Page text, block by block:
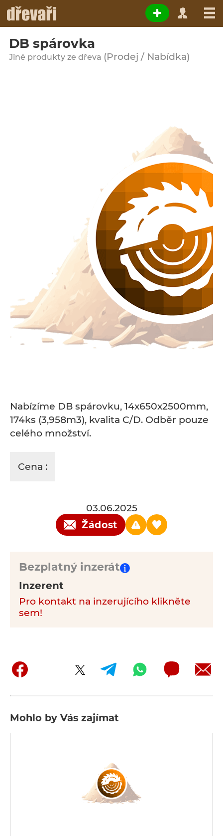
DB spárovka
Jiné produkty ze dřeva (Prodej / Nabídka)
Nabízíme DB spárovku, 14x650x2500mm,
174ks (3,958m3), kvalita C/D. Odběr pouze
celého množství.
Cena :
03.06.2025
Žádost
Bezplatný inzerát
Inzerent
Pro kontakt na inzerujícího klikněte
sem!
Mohlo by Vás zajímat